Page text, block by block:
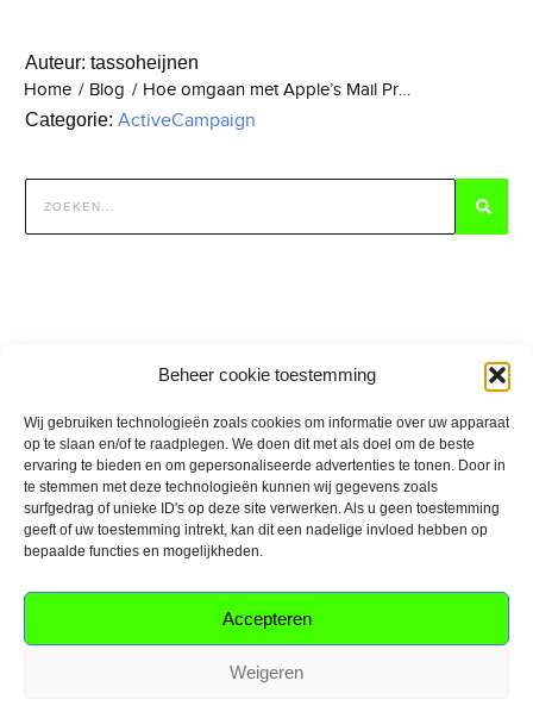
Beheer cookie toestemming
Wij gebruiken technologieën zoals cookies om informatie over uw apparaat
op te slaan en/of te raadplegen. We doen dit met als doel om de beste
ervaring te bieden en om gepersonaliseerde advertenties te tonen. Door in
te stemmen met deze technologieën kunnen wij gegevens zoals
surfgedrag of unieke ID's op deze site verwerken. Als u geen toestemming
geeft of uw toestemming intrekt, kan dit een nadelige invloed hebben op
bepaalde functies en mogelijkheden.
Accepteren
Weigeren
Auteur: tassoheijnen
Home / Blog /
Categorie: ActiveCampaign
Partners en aanbevolen tools:
BLOG